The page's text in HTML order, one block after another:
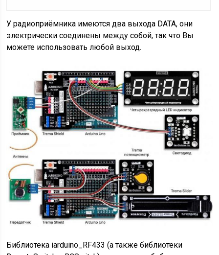
У радиоприёмника имеются два выхода DATA, они
электрически соединены между собой, так что Вы
можете использовать любой выход.
Библиотека iarduino_RF433 (а также библиотеки